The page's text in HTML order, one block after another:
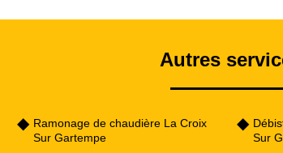
Autres
Ramonage de chaudière La Croix
Sur Gartempe
Sur